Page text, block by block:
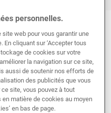
indépendants
protection page
personnelles.
web pour vous garantir une
En cliquant sur ‘Accepter tous
de cookies sur votre
la navigation sur ce site,
aussi de soutenir nos efforts de
des publicités que vous
site, vous pouvez à tout
matière de cookies au moyen
en bas de page.